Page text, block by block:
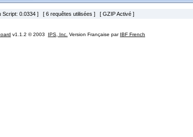
Script: 0.0334 ] [ 6 requêtes utilisées ] [ GZIP Activé ]
v1.1.2 © 2003 IPS, Inc. Version Française par IBF French